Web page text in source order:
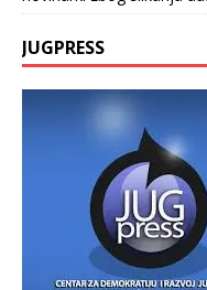
JUGPRESS